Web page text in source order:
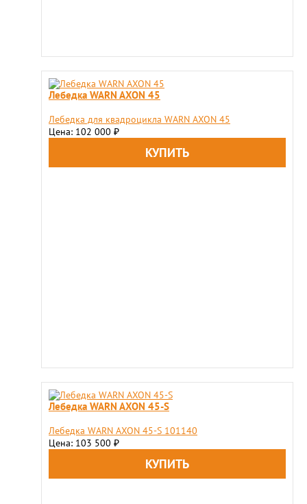
Лебедка WARN AXON 45
Лебедка для квадроцикла WARN AXON 45
Цена: 102 000 ₽
Лебедка WARN AXON 45-S
Лебедка WARN AXON 45-S 101140
Цена: 103 500 ₽